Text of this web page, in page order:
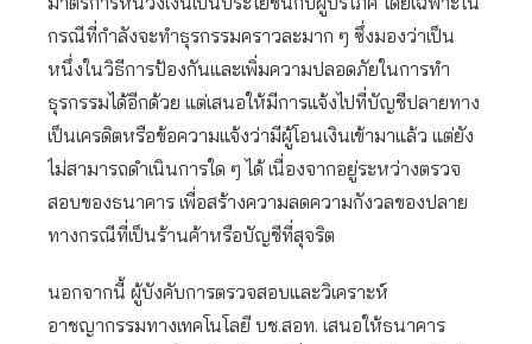
กรณีที่กำลังจะทำธุรกรรมคราวละมาก ๆ ซึ่งมองว่าเป็น
หนึ่งในวิธีการป้องกันและเพิ่มความปลอดภัยในการทำ
ธุรกรรมได้อีกด้วย แต่เสนอให้มีการแจ้งไปที่บัญชีปลายทาง
เป็นเครดิตหรือข้อความแจ้งว่ามีผู้โอนเงินเข้ามาแล้ว แต่ยัง
ไม่สามารถดำเนินการใด ๆ ได้ เนื่องจากอยู่ระหว่างตรวจ
สอบของธนาคาร เพื่อสร้างความลดความกังวลของปลาย
ทางกรณีที่เป็นร้านค้าหรือบัญชีที่สุจริต
นอกจากนี้ ผู้บังคับการตรวจสอบและวิเคราะห์
อาชญากรรมทางเทคโนโลยี บช.สอท. เสนอให้ธนาคาร